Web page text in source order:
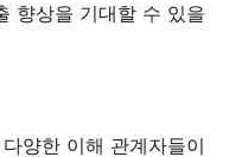
향상을 기대할 수 있을
양한 이해 관계자들이